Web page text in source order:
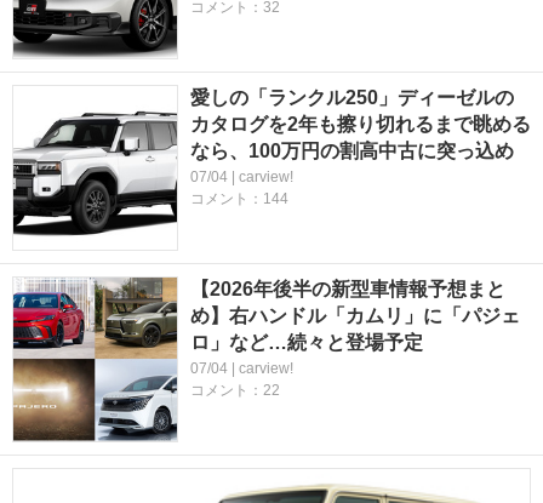
コメント：32
愛しの「ランクル250」ディーゼルの
カタログを2年も擦り切れるまで眺める
なら、100万円の割高中古に突っ込め
07/04 | carview!
コメント：144
【2026年後半の新型車情報予想まと
め】右ハンドル「カムリ」に「パジェ
ロ」など…続々と登場予定
07/04 | carview!
コメント：22